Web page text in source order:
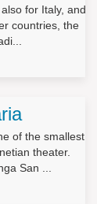
o il
quelli di
trattati;
o diffusi,
impossibile o
for Italy, and
countries, the
of the smallest
theater.
San ...